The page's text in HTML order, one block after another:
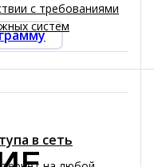
с требованиями
систем
в сеть